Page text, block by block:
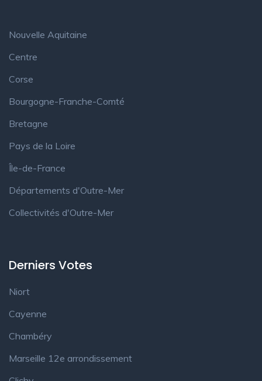
Nouvelle Aquitaine
Centre
Corse
Bourgogne-Franche-Comté
Bretagne
Pays de la Loire
Île-de-France
Départements d'Outre-Mer
Collectivités d'Outre-Mer
Derniers Votes
Niort
Cayenne
Chambéry
Marseille 12e arrondissement